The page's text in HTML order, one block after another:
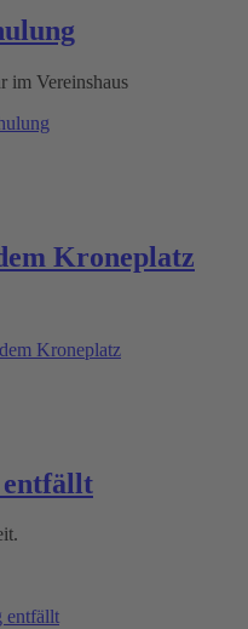
im Vereinshaus
Kroneplatz
Kroneplatz
entfällt
entfällt